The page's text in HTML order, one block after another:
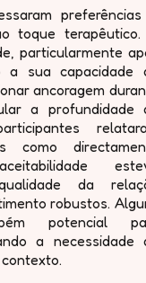
toque
particularmente
a sua capacidade
ancoragem
a profundidade
como
da
robustos.
potencial
a necessidade